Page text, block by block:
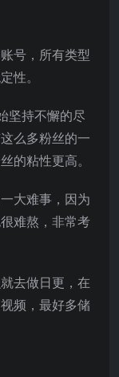
号，所有类型
性。
坚持不懈的尽
么多粉丝的一
的粘性更高。
大难事，因为
难熬，非常考
去做日更，在
频，最好多储